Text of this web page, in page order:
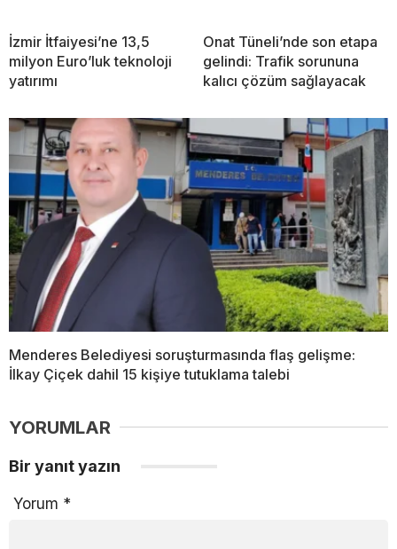
İzmir İtfaiyesi’ne 13,5
milyon Euro’luk teknoloji
yatırımı
Onat Tüneli’nde son etapa
gelindi: Trafik sorununa
kalıcı çözüm sağlayacak
Menderes Belediyesi soruşturmasında flaş gelişme:
İlkay Çiçek dahil 15 kişiye tutuklama talebi
YORUMLAR
Bir yanıt yazın
Yorum *